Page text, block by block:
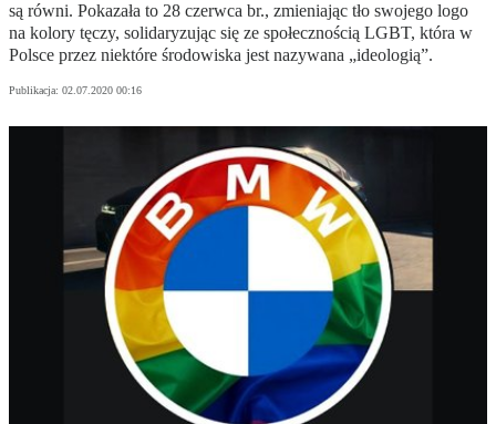
są równi. Pokazała to 28 czerwca br., zmieniając tło swojego logo
na kolory tęczy, solidaryzując się ze społecznością LGBT, która w
Polsce przez niektóre środowiska jest nazywana „ideologią”.
Publikacja: 02.07.2020 00:16